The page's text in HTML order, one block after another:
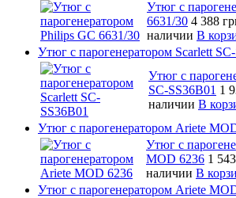
Утюг с
6631/30 4 388
наличии В
Утюг с парогенератором Scarlett
Утюг с
SC-SS36B01 1
наличии В
Утюг с парогенератором Ariete
Утюг с
MOD 6236 1
наличии В
Утюг с парогенератором Ariete